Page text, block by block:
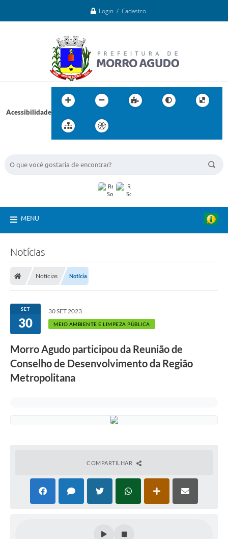
Login / Cadastro
Acessibilidade
MENU
Notícias
Notícias Notícia
SET
30
30 SET 2023
MEIO AMBIENTE E LIMPEZA PÚBLICA
Morro Agudo participou da Reunião de
Conselho de Desenvolvimento da Região
Metropolitana
COMPARTILHAR